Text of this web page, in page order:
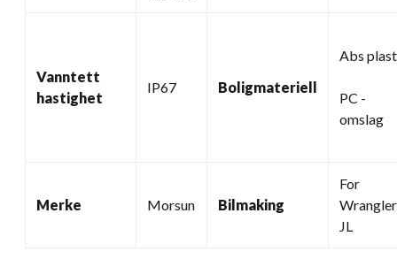
Vanntett
hastighet
IP67 Boligmateriell
Abs plast
PC -
omslag
Merke Morsun Bilmaking
For
Wrangler
JL